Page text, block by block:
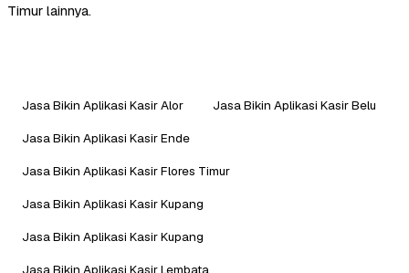
Timur lainnya.
Jasa Bikin Aplikasi Kasir Alor
Jasa Bikin Aplikasi Kasir Belu
Jasa Bikin Aplikasi Kasir Ende
Jasa Bikin Aplikasi Kasir Flores Timur
Jasa Bikin Aplikasi Kasir Kupang
Jasa Bikin Aplikasi Kasir Kupang
Jasa Bikin Aplikasi Kasir Lembata